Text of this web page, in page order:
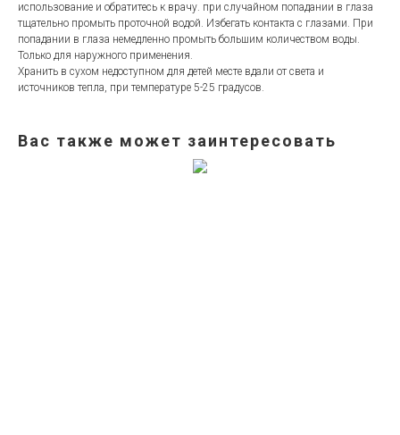
использование и обратитесь к врачу. при случайном попадании в глаза
тщательно промыть проточной водой. Избегать контакта с глазами. При
попадании в глаза немедленно промыть большим количеством воды.
Только для наружного применения.
Хранить в сухом недоступном для детей месте вдали от света и
источников тепла, при температуре 5-25 градусов.
Вас также может заинтересовать